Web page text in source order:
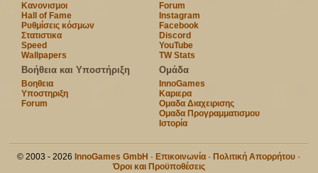
Κανονισμοι
Hall of Fame
Ρυθμίσεις κόσμων
Στατιστικα
Speed
Wallpapers
Forum
Instagram
Facebook
Discord
YouTube
TW Stats
Βοήθεια και Υποστήριξη
Βοηθεια
Υποστηριξη
Forum
Ομάδα
InnoGames
Καριερα
Ομαδα Διαχειρισης
Ομαδα Προγραμματισμου
Ιστορία
© 2003 - 2026 InnoGames GmbH · Επικοινωνία · Πολιτική Απορρήτου ·
Όροι και Προϋποθέσεις